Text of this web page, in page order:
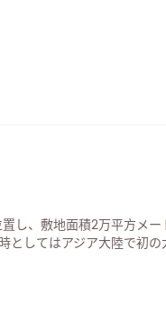
し、敷地面積2万平方メ
としてはアジア大陸で初